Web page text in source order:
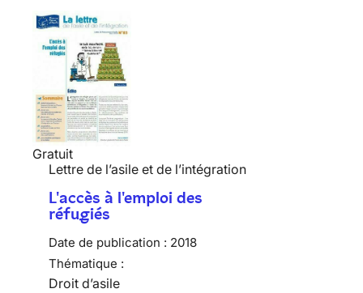
Gratuit
Lettre de l’asile et de l’intégration
L'accès à l'emploi des
réfugiés
Date de publication : 2018
Thématique :
Droit d’asile